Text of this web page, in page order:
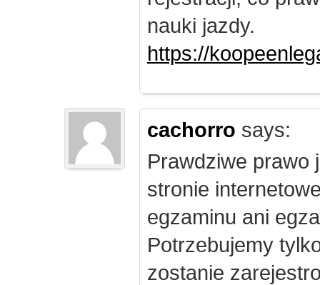
nauki jazdy.
https://
cachorro says:
Prawdziwe prawo
stronie
egzaminu ani
Potrzebujemy
zostanie